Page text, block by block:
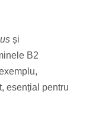
și
B2
esențial pentru